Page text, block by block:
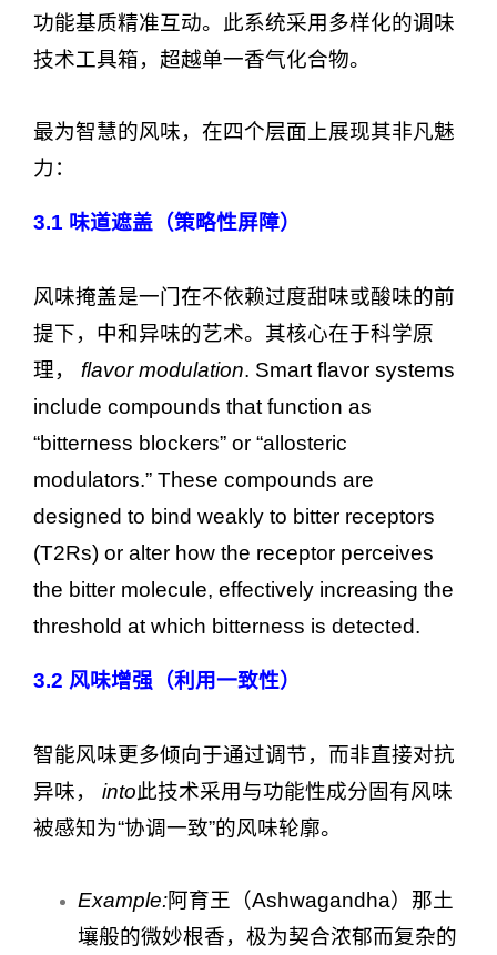
功能基质精准互动。此系统采用多样化的调味
技术工具箱，超越单一香气化合物。
最为智慧的风味，在四个层面上展现其非凡魅
力：
3.1 味道遮盖（策略性屏障）
风味掩盖是一门在不依赖过度甜味或酸味的前
提下，中和异味的艺术。其核心在于科学原
理， flavor modulation. Smart flavor systems
include compounds that function as
“bitterness blockers” or “allosteric
modulators.” These compounds are
designed to bind weakly to bitter receptors
(T2Rs) or alter how the receptor perceives
the bitter molecule, effectively increasing the
threshold at which bitterness is detected.
3.2 风味增强（利用一致性）
智能风味更多倾向于通过调节，而非直接对抗
异味， into此技术采用与功能性成分固有风味
被感知为“协调一致”的风味轮廓。
Example:阿育王（Ashwagandha）那土
壤般的微妙根香，极为契合浓郁而复杂的